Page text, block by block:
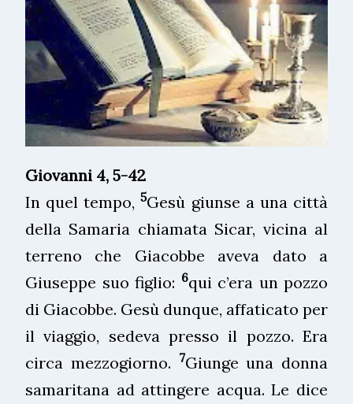
Giovanni 4, 5-42
In quel tempo,5Gesù giunse a una città
della Samaria chiamata Sicar, vicina al
terreno che Giacobbe aveva dato a
Giuseppe suo figlio: 6qui c’era un pozzo
di Giacobbe. Gesù dunque, affaticato per
il viaggio, sedeva presso il pozzo. Era
circa mezzogiorno.
7Giunge una donna
samaritana ad attingere acqua. Le dice